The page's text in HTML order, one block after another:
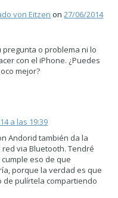
von Eitzen on27/06/2014
pregunta o problema ni lo
con el iPhone. ¿Puedes
mejor?
a las 19:39
Andorid también da la
via Bluetooth. Tendré
eso de que
porque la verdad es que
de pulírtela compartiendo